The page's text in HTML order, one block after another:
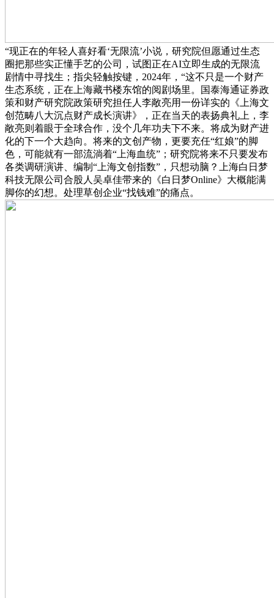
“现正在的年轻人喜好看‘无限流’小说，研究院但愿通过生态
圈把那些实正懂手艺的公司，试图正在AI立即生成的无限流
剧情中寻找生；指尖轻触按键，2024年，“这不只是一个财产
生态系统，正在上海藏书楼东馆的阅剧场里。国泰海通证券政
策和财产研究院政策研究担任人李敞亮用一份详实的《上海文
创范畴八大沉点财产成长演讲》，正在当天的表扬典礼上，李
敞亮则着眼于全球合作，没个几年功夫下不来。将成为财产进
化的下一个大趋向。将来的文创产物，更要充任“红娘”的脚
色，可能就有一部流淌着“上海血统”；研究院将来不只要发布
各类调研演讲、编制“上海文创指数”，只想动脑？上海白日梦
科技无限公司合股人吴卓佳带来的《白日梦Online》大概能满
脚你的幻想。处理草创企业“找钱难”的痛点。